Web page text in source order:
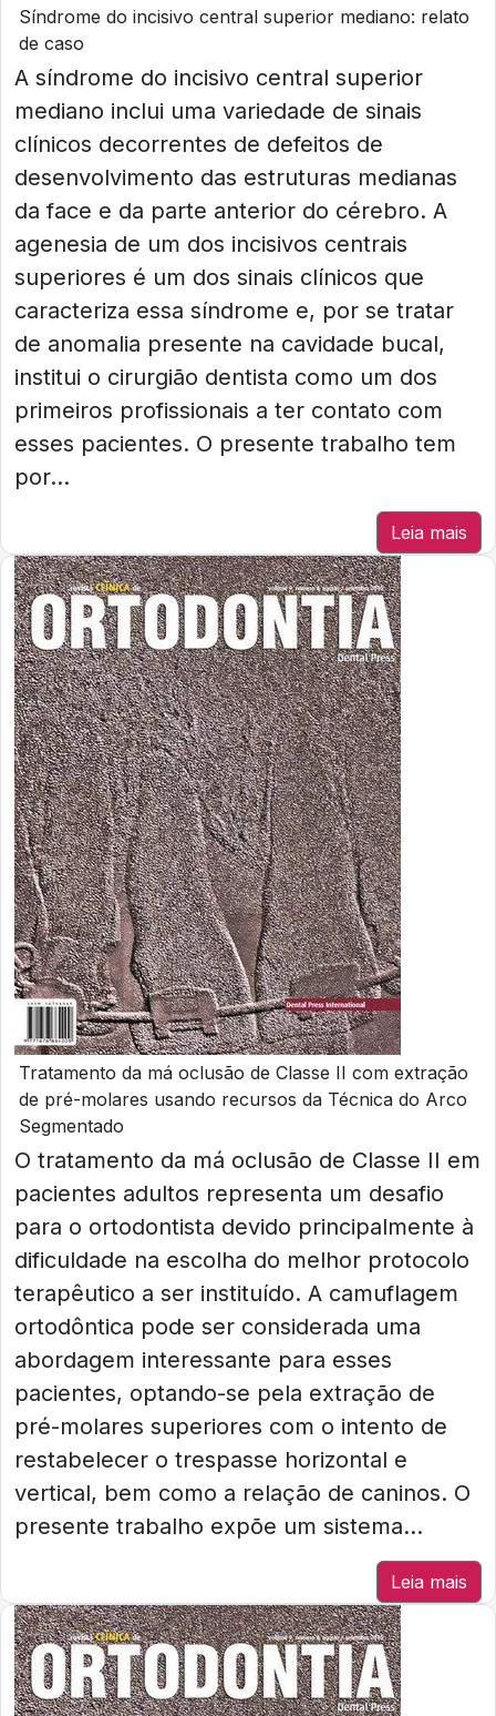
Síndrome do incisivo central superior mediano: relato
de caso
A síndrome do incisivo central superior
mediano inclui uma variedade de sinais
clínicos decorrentes de defeitos de
desenvolvimento das estruturas medianas
da face e da parte anterior do cérebro. A
agenesia de um dos incisivos centrais
superiores é um dos sinais clínicos que
caracteriza essa síndrome e, por se tratar
de anomalia presente na cavidade bucal,
institui o cirurgião dentista como um dos
primeiros profissionais a ter contato com
esses pacientes. O presente trabalho tem
por...
Leia mais
Tratamento da má oclusão de Classe II com extração
de pré-molares usando recursos da Técnica do Arco
Segmentado
O tratamento da má oclusão de Classe II em
pacientes adultos representa um desafio
para o ortodontista devido principalmente à
dificuldade na escolha do melhor protocolo
terapêutico a ser instituído. A camuflagem
ortodôntica pode ser considerada uma
abordagem interessante para esses
pacientes, optando-se pela extração de
pré-molares superiores com o intento de
restabelecer o trespasse horizontal e
vertical, bem como a relação de caninos. O
presente trabalho expõe um sistema...
Leia mais